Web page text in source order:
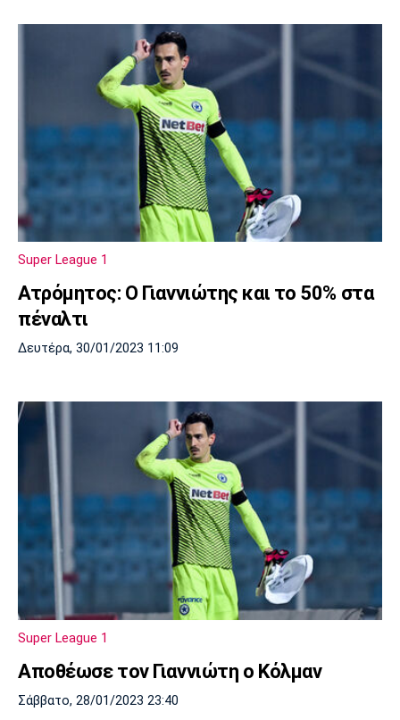
Super League 1
Ατρόμητος: Ο Γιαννιώτης και το 50% στα
πέναλτι
Δευτέρα, 30/01/2023 11:09
Super League 1
Αποθέωσε τον Γιαννιώτη ο Κόλμαν
Σάββατο, 28/01/2023 23:40